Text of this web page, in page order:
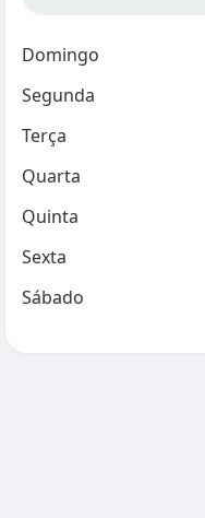
Domingo
Segunda
Terça
Quarta
Quinta
Sexta
Sábado